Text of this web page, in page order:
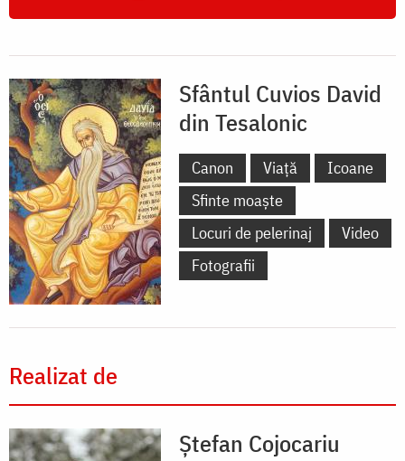
Sfântul Cuvios David
din Tesalonic
Canon Viață
Icoane
Sfinte moaște
Locuri de pelerinaj
Video
Fotografii
Realizat de
Ștefan Cojocariu